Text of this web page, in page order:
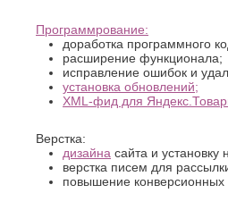
Калуга
Каменск-
Уральский
Камышин
Каспийск
Кемерово
Киров
Кисловодск
Ковров
Сыктывкар
Т
Таганрог
Тамбов
Тольятти
Тула
Тюмень
Программрование:
доработка программного
расширение функционала;
исправление ошибок и
установка обновлений;
XML-фид для
Верстка:
дизайна сайта и установку
верстка писем для
повышение конверсионных